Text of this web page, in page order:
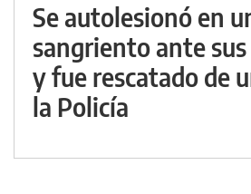
Se autolesionó en
sangriento ante
y fue rescatado de
la Policía